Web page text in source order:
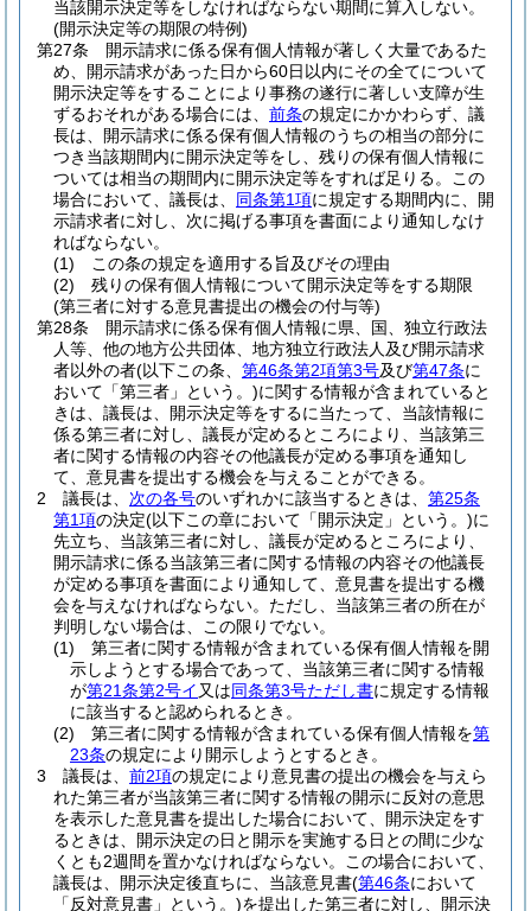
当該開示決定等をしなければならない期間に算入しない。
(開示決定等の期限の特例)
第27条
開示請求に係る保有個人情報が著しく大量であるた
め、開示請求があった日から60日以内にその全てについて
開示決定等をすることにより事務の遂行に著しい支障が生
ずるおそれがある場合には、 前条の規定にかかわらず、議
長は、開示請求に係る保有個人情報のうちの相当の部分に
つき当該期間内に開示決定等をし、残りの保有個人情報に
ついては相当の期間内に開示決定等をすれば足りる。
この
場合において、議長は、 同条第1項に規定する期間内に、開
示請求者に対し、次に掲げる事項を書面により通知しなけ
ればならない。
(1)
この条の規定を適用する旨及びその理由
(2)
残りの保有個人情報について開示決定等をする期限
(第三者に対する意見書提出の機会の付与等)
第28条
開示請求に係る保有個人情報に県、国、独立行政法
人等、他の地方公共団体、地方独立行政法人及び開示請求
者以外の者(以下この条、 第46条第2項第3号及び第47条に
おいて「第三者」という。)に関する情報が含まれていると
きは、議長は、開示決定等をするに当たって、当該情報に
係る第三者に対し、議長が定めるところにより、当該第三
者に関する情報の内容その他議長が定める事項を通知し
て、意見書を提出する機会を与えることができる。
2
議長は、 次の各号のいずれかに該当するときは、 第25条
第1項の決定(以下この章において「開示決定」という。)に
先立ち、当該第三者に対し、議長が定めるところにより、
開示請求に係る当該第三者に関する情報の内容その他議長
が定める事項を書面により通知して、意見書を提出する機
会を与えなければならない。 ただし、当該第三者の所在が
判明しない場合は、この限りでない。
(1)
第三者に関する情報が含まれている保有個人情報を開
示しようとする場合であって、当該第三者に関する情報
が第21条第2号イ 又は同条第3号ただし書に規定する情報
に該当すると認められるとき。
(2)
第三者に関する情報が含まれている保有個人情報を第
23条の規定により開示しようとするとき。
3
議長は、 前2項の規定により意見書の提出の機会を与えら
れた第三者が当該第三者に関する情報の開示に反対の意思
を表示した意見書を提出した場合において、開示決定をす
るときは、開示決定の日と開示を実施する日との間に少な
くとも2週間を置かなければならない。
この場合において、
議長は、開示決定後直ちに、当該意見書(第46条において
「反対意見書」という。)を提出した第三者に対し、開示決